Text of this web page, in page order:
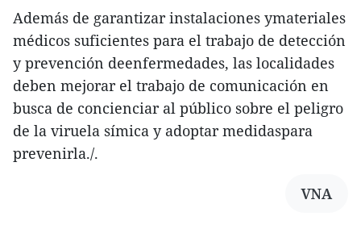
Además de garantizar instalaciones ymateriales
médicos suficientes para el trabajo de detección
y prevención deenfermedades, las localidades
deben mejorar el trabajo de comunicación en
busca de concienciar al público sobre el peligro
de la viruela símica y adoptar medidaspara
prevenirla./.
VNA